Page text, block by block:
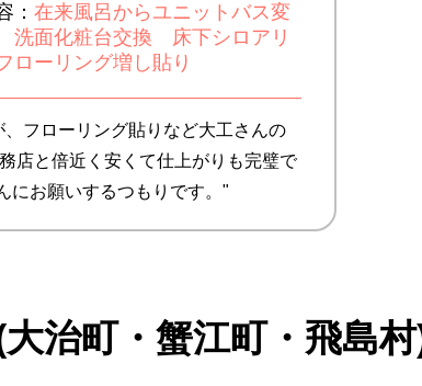
： 在来風呂からユニットバス変
面化粧台交換 床下シロアリ
ーリング増し貼り
フローリング貼りなど大工さんの
店と倍近く安くて仕上がりも完璧で
にお願いするつもりです。"
治町・蟹江町・飛島